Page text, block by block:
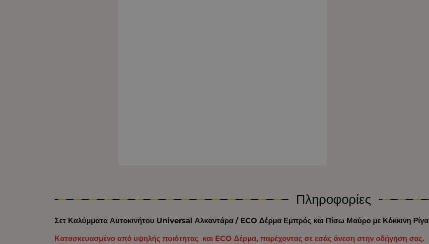
Πληροφορίες
Σετ Καλύμματα Αυτοκινήτου Universal Αλκαντάρα / ECO Δέρμα Εμπρός και Πίσω Μαύρο με Κόκκινη Ρίγα
Κατασκευασμένο από υψηλής ποιότητας και ECO Δέρμα, παρέχοντας σε εσάς άνεση στην οδήγηση σας.